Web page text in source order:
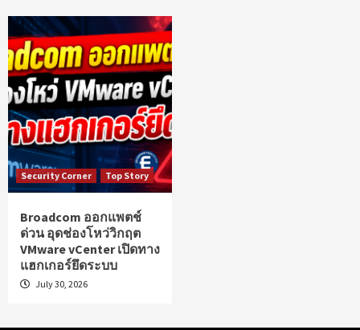
Security Corner Top Story
Broadcom ออกแพตช์
ด่วน อุดช่องโหว่วิกฤต
VMware vCenter เปิดทาง
แฮกเกอร์ยึดระบบ
July 30, 2026